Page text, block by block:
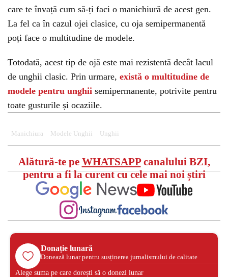
care te învață cum să-ți faci o manichiură de acest gen.
La fel ca în cazul ojei clasice, cu oja semipermanentă
poți face o multitudine de modele.
Totodată, acest tip de ojă este mai rezistentă decât lacul
de unghii clasic. Prin urmare, există o multitudine de
modele pentru unghii semipermanente, potrivite pentru
toate gusturile și ocaziile.
Manichiura Modele Unghii Unghii
Alătură-te pe WHATSAPPcanalului BZI,
pentru a fi la curent cu cele mai noi știri
Donație lunară
Donează lunar pentru susținerea jurnalismului de calitate
Alege suma pe care dorești să o donezi lunar